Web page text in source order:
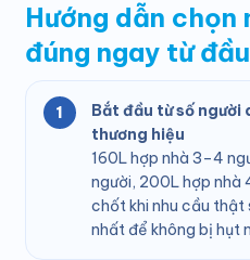
Hướng dẫn chọn
đúng ngay từ đầu
Bắt đầu từ số
thương hiệu
160L hợp nhà 3–4
người, 200L hợp nhà
chốt khi nhu cầu thật
nhất để không bị hụt